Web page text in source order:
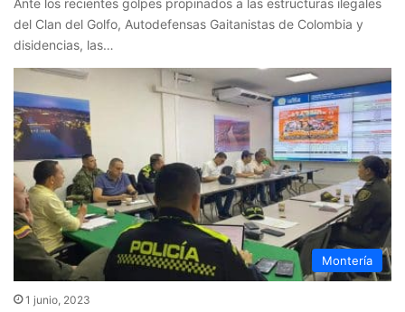
del Clan del Golfo, Autodefensas Gaitanistas de Colombia y
disidencias, las…
Montería
1 junio, 2023